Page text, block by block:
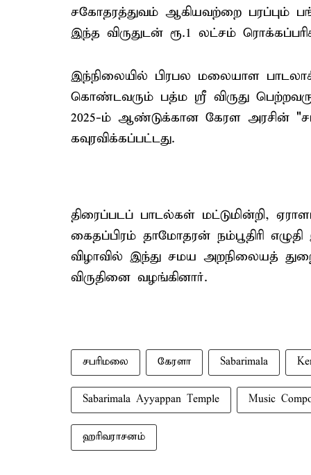
சகோதரத்துவம் ஆகியவற்றை பரப்பும்
இந்த விருதுடன் ரூ.1 லட்சம்
இந்நிலையில் பிரபல மலையாள
கொண்டவரும் பத்ம ஸ்ரீ விருது
2025-ம் ஆண்டுக்கான கேரள அரசின்
கவுரவிக்கப்பட்டது.
திரைப்படப் பாடல்கள் மட்டுமின்றி,
கைதப்பிரம் தாமோதரன் நம்பூதிரி
விழாவில் இந்து சமய அறநிலையத்
விருதினை வழங்கினார்.
சபரிமலை கேரளா Sabarimala
Sabarimala Ayyappan Temple Music
ஹரிவராசனம்